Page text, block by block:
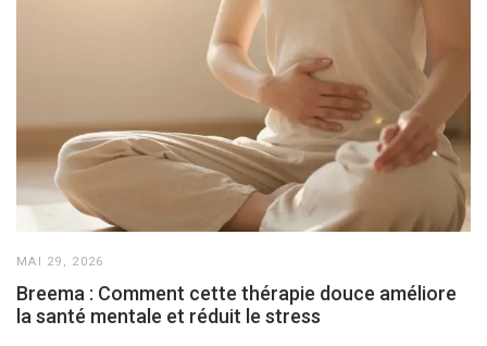
MAI 29, 2026
Breema : Comment cette thérapie douce améliore
la santé mentale et réduit le stress